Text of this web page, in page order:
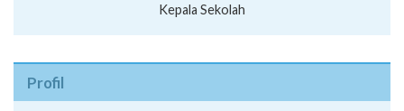
Kepala Sekolah
Profil